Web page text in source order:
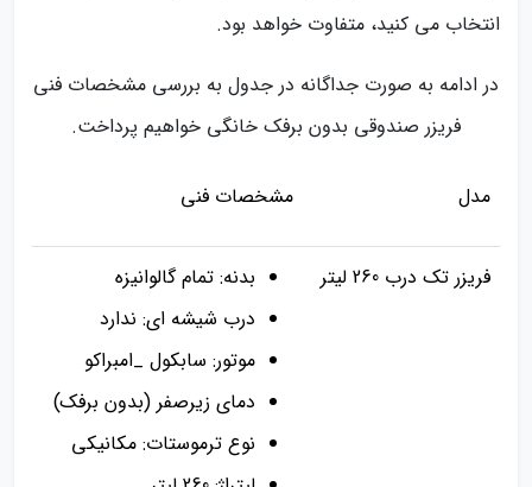
انتخاب می کنید، متفاوت خواهد بود.
در ادامه به صورت جداگانه در جدول به بررسی مشخصات فنی
فریزر صندوقی بدون برفک خانگی خواهیم پرداخت.
مدل مشخصات فنی
فریزر تک درب 260 لیتر
بدنه: تمام گالوانیزه
درب شیشه ای: ندارد
موتور: سابکول _امبراکو
دمای زیرصفر (بدون برفک)
نوع ترموستات: مکانیکی